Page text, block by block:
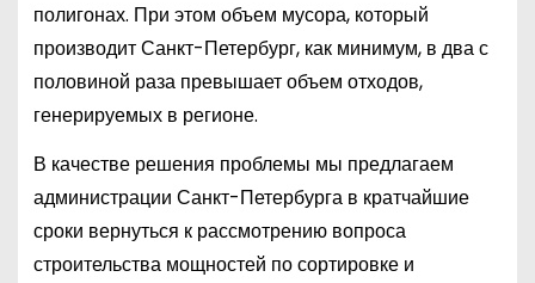
полигонах. При этом объем мусора, который
производит Санкт-Петербург, как минимум, в два с
половиной раза превышает объем отходов,
генерируемых в регионе.
В качестве решения проблемы мы предлагаем
администрации Санкт-Петербурга в кратчайшие
сроки вернуться к рассмотрению вопроса
строительства мощностей по сортировке и